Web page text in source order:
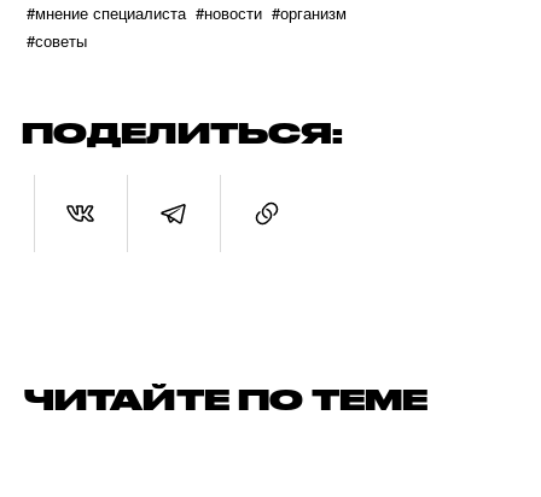
#мнение специалиста #новости #организм
#советы
ПОДЕЛИТЬСЯ:
ЧИТАЙТЕ ПО ТЕМЕ